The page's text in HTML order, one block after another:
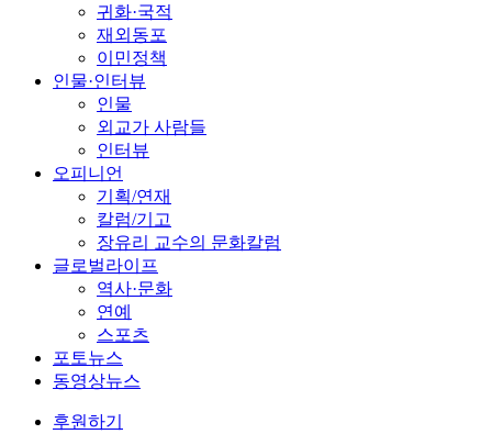
귀화·국적
재외동포
이민정책
인물·인터뷰
인물
외교가 사람들
인터뷰
오피니언
기획/연재
칼럼/기고
장유리 교수의 문화칼럼
글로벌라이프
역사·문화
연예
스포츠
포토뉴스
동영상뉴스
후원하기